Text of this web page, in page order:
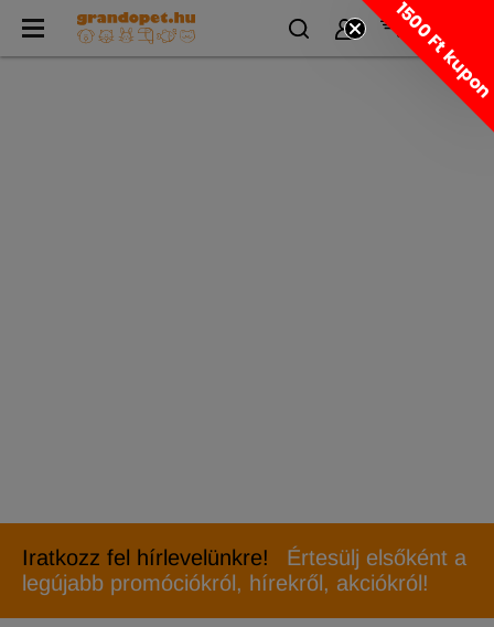
Iratkozz fel hírlevelünkre!
Értesülj elsőként a
legújabb promóciókról, hírekről, akciókról!
1500 Ft